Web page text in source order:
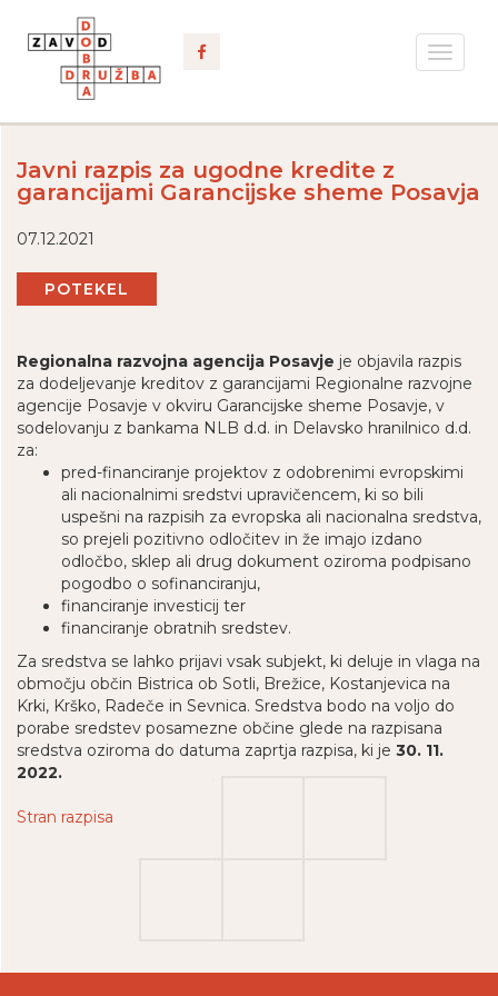
Toggle
Javni razpis za ugodne kredite z
garancijami Garancijske sheme Posavja
07.12.2021
POTEKEL
Regionalna razvojna agencija Posavje je objavila razpis
za dodeljevanje kreditov z garancijami Regionalne razvojne
agencije Posavje v okviru Garancijske sheme Posavje, v
sodelovanju z bankama NLB d.d. in Delavsko hranilnico d.d.
za:
pred-financiranje projektov z odobrenimi evropskimi
ali nacionalnimi sredstvi upravičencem, ki so bili
uspešni na razpisih za evropska ali nacionalna sredstva,
so prejeli pozitivno odločitev in že imajo izdano
odločbo, sklep ali drug dokument oziroma podpisano
pogodbo o sofinanciranju,
financiranje investicij ter
financiranje obratnih sredstev.
Za sredstva se lahko prijavi vsak subjekt, ki deluje in vlaga na
območju občin Bistrica ob Sotli, Brežice, Kostanjevica na
Krki, Krško, Radeče in Sevnica. Sredstva bodo na voljo do
porabe sredstev posamezne občine glede na razpisana
sredstva oziroma do datuma zaprtja razpisa, ki je 30. 11.
2022.
Stran razpisa